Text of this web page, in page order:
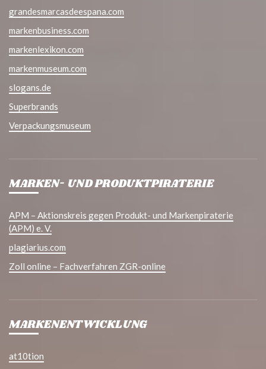
grandesmarcasdeespana.com
markenbusiness.com
markenlexikon.com
markenmuseum.com
slogans.de
Superbrands
Verpackungsmuseum
MARKEN- UND PRODUKTPIRATERIE
APM – Aktionskreis gegen Produkt- und Markenpiraterie
(APM) e. V.
plagiarius.com
Zoll online – Fachverfahren ZGR-online
MARKENENTWICKLUNG
at10tion